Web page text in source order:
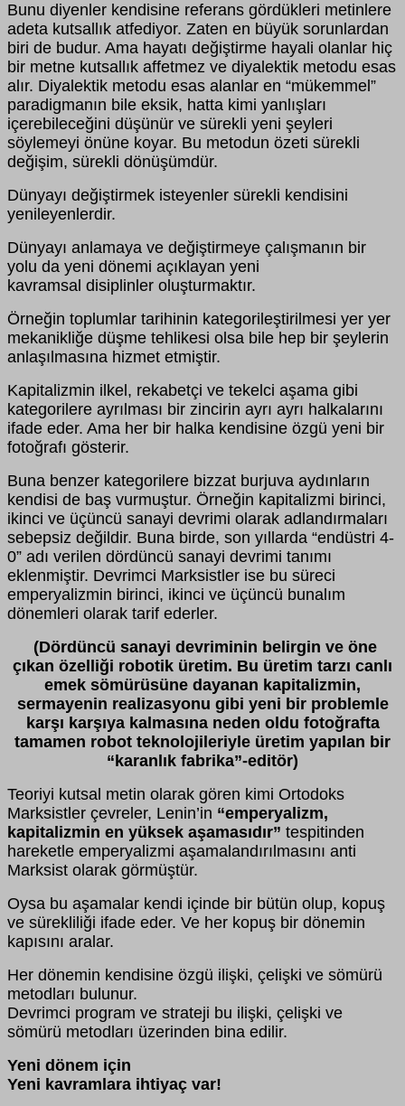
Bunu diyenler kendisine referans gördükleri metinlere
adeta kutsallık atfediyor. Zaten en büyük sorunlardan
biri de budur. Ama hayatı değiştirme hayali olanlar hiç
bir metne kutsallık affetmez ve diyalektik metodu esas
alır. Diyalektik metodu esas alanlar en “mükemmel”
paradigmanın bile eksik, hatta kimi yanlışları
içerebileceğini düşünür ve sürekli yeni şeyleri
söylemeyi önüne koyar. Bu metodun özeti sürekli
değişim, sürekli dönüşümdür.
Dünyayı değiştirmek isteyenler sürekli kendisini
yenileyenlerdir.
Dünyayı anlamaya ve değiştirmeye çalışmanın bir
yolu da yeni dönemi açıklayan yeni
kavramsal disiplinler oluşturmaktır.
Örneğin toplumlar tarihinin kategorileştirilmesi yer yer
mekanikliğe düşme tehlikesi olsa bile hep bir şeylerin
anlaşılmasına hizmet etmiştir.
Kapitalizmin ilkel, rekabetçi ve tekelci aşama gibi
kategorilere ayrılması bir zincirin ayrı ayrı halkalarını
ifade eder. Ama her bir halka kendisine özgü yeni bir
fotoğrafı gösterir.
Buna benzer kategorilere bizzat burjuva aydınların
kendisi de baş vurmuştur. Örneğin kapitalizmi birinci,
ikinci ve üçüncü sanayi devrimi olarak adlandırmaları
sebepsiz değildir. Buna birde, son yıllarda “endüstri 4-
0” adı verilen dördüncü sanayi devrimi tanımı
eklenmiştir. Devrimci Marksistler ise bu süreci
emperyalizmin birinci, ikinci ve üçüncü bunalım
dönemleri olarak tarif ederler.
(Dördüncü sanayi devriminin belirgin ve öne
çıkan özelliği robotik üretim. Bu üretim tarzı canlı
emek sömürüsüne dayanan kapitalizmin,
sermayenin realizasyonu gibi yeni bir problemle
karşı karşıya kalmasına neden oldu fotoğrafta
tamamen robot teknolojileriyle üretim yapılan bir
“karanlık fabrika”-editör)
Teoriyi kutsal metin olarak gören kimi Ortodoks
Marksistler çevreler, Lenin’in “emperyalizm,
kapitalizmin en yüksek aşamasıdır” tespitinden
hareketle emperyalizmi aşamalandırılmasını anti
Marksist olarak görmüştür.
Oysa bu aşamalar kendi içinde bir bütün olup, kopuş
ve sürekliliği ifade eder. Ve her kopuş bir dönemin
kapısını aralar.
Her dönemin kendisine özgü ilişki, çelişki ve sömürü
metodları bulunur.
Devrimci program ve strateji bu ilişki, çelişki ve
sömürü metodları üzerinden bina edilir.
Yeni dönem için
Yeni kavramlara ihtiyaç var!